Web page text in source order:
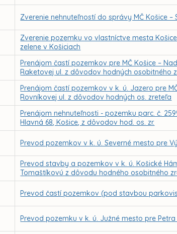
Zverenie nehnuteľností do správy MČ Košice –
Zverenie pozemku vo vlastníctve mesta
zelene v Košiciach
Prenájom častí pozemkov pre MČ Košice –
Raketovej ul. z dôvodov hodných osobitného
Prenájom častí pozemkov v k. ú. Jazero pre
Rovníkovej ul. z dôvodov hodných os. zreteľa
Prenájom nehnuteľnosti - pozemku parc. č.
Hlavná 68, Košice, z dôvodov hod. os. zr.
Prevod pozemkov v k. ú. Severné mesto pre
Prevod stavby a pozemkov v k. ú. Košické
Tomaštíkovú z dôvodu hodného osobitného
Prevod častí pozemkov (pod stavbou
Prevod pozemku v k. ú. Južné mesto pre